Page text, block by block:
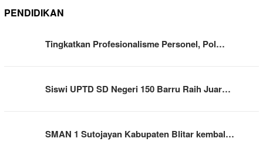
PENDIDIKAN
Tingkatkan Profesionalisme Personel, Pol…
Siswi UPTD SD Negeri 150 Barru Raih Juar…
SMAN 1 Sutojayan Kabupaten Blitar kembal…